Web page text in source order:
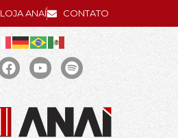
LOJA ANAÍ CONTATO